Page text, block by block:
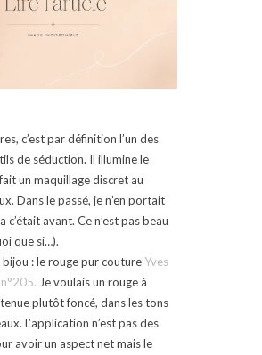
c’est par définition l’un des
de séduction. Il illumine le
un maquillage discret au
Dans le passé, je n’en portait
c’était avant. Ce n’est pas beau
que si…).
: le rouge pur couture Yves
Je voulais un rouge à
plutôt foncé, dans les tons
L’application n’est pas des
avoir un aspect net mais le